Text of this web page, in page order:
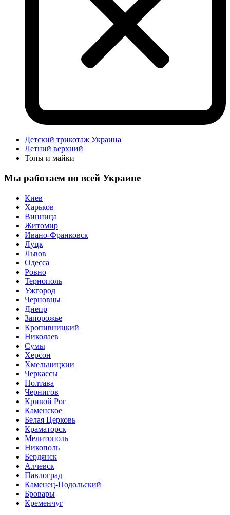
Детский трикотаж Украина
Летний верхний
Топы и майки
Мы работаем по всей Украине
Киев
Харьков
Винница
Житомир
Ивано-Франковск
Луцк
Львов
Одесса
Ровно
Тернополь
Ужгород
Черновцы
Днепр
Запорожье
Кропивницкий
Николаев
Сумы
Херсон
Хмельницкии
Черкассы
Полтава
Чернигов
Кривой Рог
Каменское
Белая Церковь
Краматорск
Мелитополь
Никополь
Бердянск
Алчевск
Павлоград
Каменец-Подольский
Бровары
Кременчуг